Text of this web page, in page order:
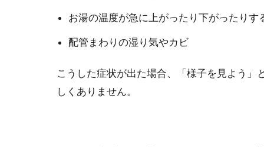
お湯の温度が急に上がったり下がったりす
配管まわりの湿り気やカビ
こうした症状が出た場合、「様子を見よう」
しくありません。